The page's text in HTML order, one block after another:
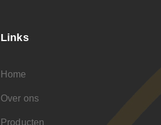
Links
Home
Over ons
Producten